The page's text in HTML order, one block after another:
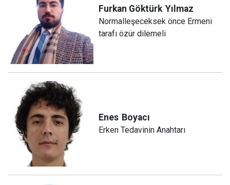
Furkan Göktürk Yılmaz
Normalleşeceksek önce Ermeni
tarafı özür dilemeli
Enes Boyacı
Erken Tedavinin Anahtarı